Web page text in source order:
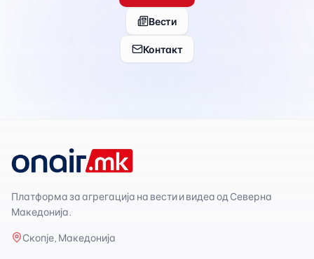
Вести
Контакт
Платформа за агрегација на вести и видеа од Северна
Македонија.
Скопје, Македонија